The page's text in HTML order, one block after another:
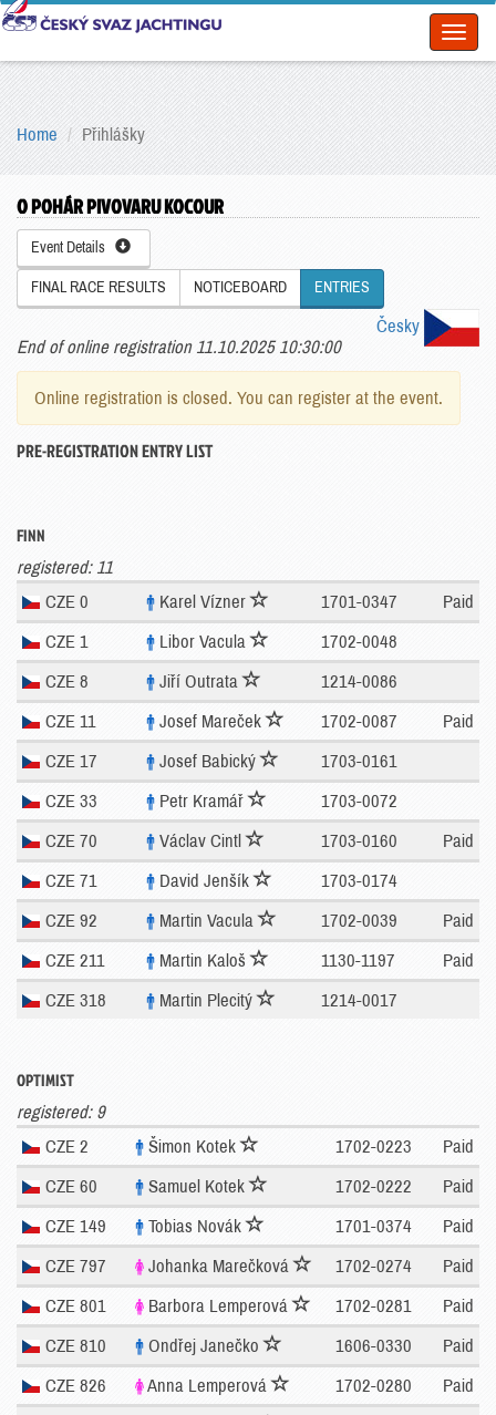
Home Přihlášky
O POHÁR PIVOVARU KOCOUR
Event Details
FINAL RACE RESULTS NOTICEBOARD ENTRIES
Česky
End of online registration 11.10.2025 10:30:00
Online registration is closed. You can register at the event.
PRE-REGISTRATION ENTRY LIST
FINN
registered: 11
CZE 0
Karel Vízner 1701-0347 Paid
CZE 1 Libor Vacula 1702-0048
CZE 8 Jiří Outrata 1214-0086
CZE 11 Josef Mareček 1702-0087 Paid
CZE 17 Josef Babický 1703-0161
CZE 33 Petr Kramář 1703-0072
CZE 70 Václav Cintl 1703-0160 Paid
CZE 71 David Jenšík 1703-0174
CZE 92 Martin Vacula 1702-0039 Paid
CZE 211 Martin Kaloš 1130-1197 Paid
CZE 318 Martin Plecitý 1214-0017
OPTIMIST
registered: 9
CZE 2
Šimon Kotek 1702-0223 Paid
CZE 60 Samuel Kotek 1702-0222 Paid
CZE 149 Tobias Novák 1701-0374 Paid
CZE 797 Johanka Marečková 1702-0274 Paid
CZE 801 Barbora Lemperová 1702-0281 Paid
CZE 810 Ondřej Janečko 1606-0330 Paid
CZE 826 Anna Lemperová 1702-0280 Paid